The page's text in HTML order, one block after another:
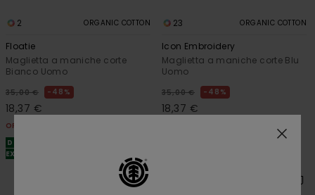
2 ORGANIC COTTON
Floatie
Maglietta a maniche corte
Bianco Uomo
35,00 € 48%
18,37 €
OFFERTE
DOPPIA OFFERTA 25% DI SCONTO
EXTRA
23 ORGANIC COTTON
Icon Embroidery
Maglietta a maniche corte Blu
Uomo
35,00 € 48%
18,37 €
DOPPIA OFFERTA 25% DI SCONTO